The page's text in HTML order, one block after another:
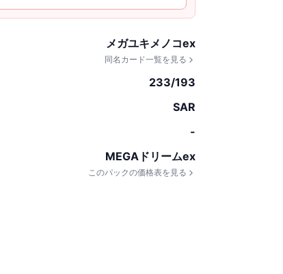
メガユキメノコex
同名カード一覧を見る
233/193
SAR
-
MEGAドリームex
このパックの価格表を見る